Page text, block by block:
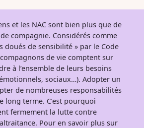
et les NAC sont bien plus que de
compagnie. Considérés comme
doués de sensibilité » par le Code
de vie comptent sur
à l’ensemble de leurs besoins
sociaux…). Adopter un
de nombreuses responsabilités
long terme. C’est pourquoi
fermement la lutte contre
Pour en savoir plus sur